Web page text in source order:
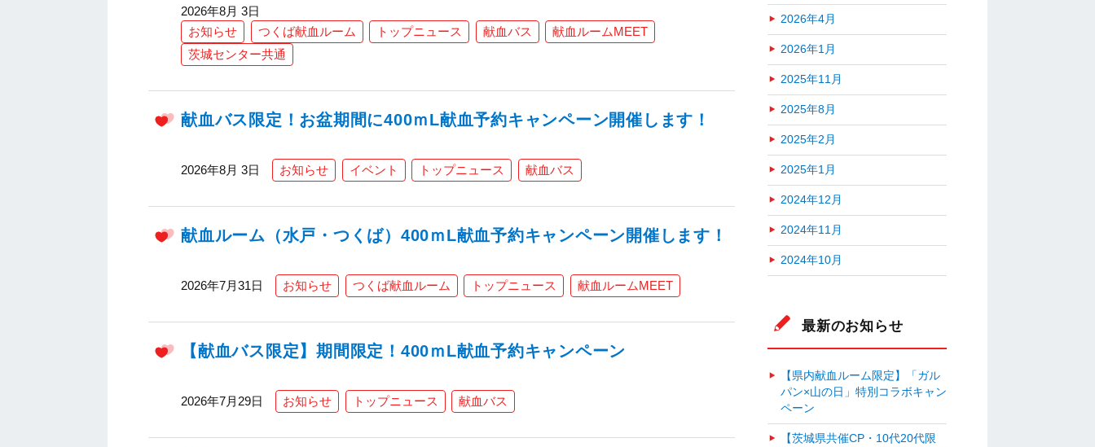
2026年8月 3日
お知らせ
つくば献血ルーム トップニュース 献血バス
献血ルームMEET
茨城センター共通
献血バス限定！お盆期間に400ｍL献血予約キャンペーン開催します！
2026年8月 3日 お知らせ イベント トップニュース 献血バス
献血ルーム（水戸・つくば）400ｍL献血予約キャンペーン開催します！
2026年7月31日 お知らせ つくば献血ルーム トップニュース 献血ルームMEET
【献血バス限定】期間限定！400ｍL献血予約キャンペーン
2026年7月29日 お知らせ トップニュース 献血バス
2026年4月
2026年1月
2025年11月
2025年8月
2025年2月
2025年1月
2024年12月
2024年11月
2024年10月
最新のお知らせ
【県内献血ルーム限定】「ガル
パン×山の日」特別コラボキャン
ペーン
【茨城県共催CP・10代20代限